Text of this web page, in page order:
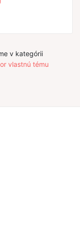
v kategórii
vlastnú tému